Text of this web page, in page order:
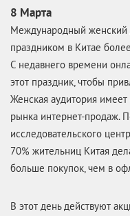
8 Марта
Международный женский
праздником в Китае
С недавнего времени
этот праздник, чтобы
Женская аудитория
рынка интернет-продаж.
исследовательского
70% жительниц Китая
больше покупок, чем в
В этот день действуют